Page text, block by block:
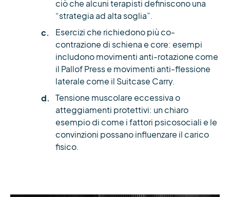
ciò che alcuni terapisti definiscono una
“strategia ad alta soglia”.
Esercizi che richiedono più co-
contrazione di schiena e core: esempi
includono movimenti anti-rotazione come
il Pallof Press e movimenti anti-flessione
laterale come il Suitcase Carry.
Tensione muscolare eccessiva o
atteggiamenti protettivi: un chiaro
esempio di come i fattori psicosociali e le
convinzioni possano influenzare il carico
fisico.